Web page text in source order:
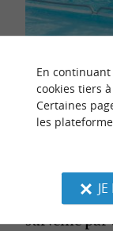
Une piscine
venir
surveillé par
En
cookies tiers
Certaines
les